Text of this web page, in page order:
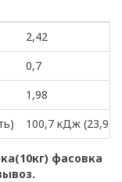
2,42
0,7
1,98
100,7 кДж (23,9
фасовка